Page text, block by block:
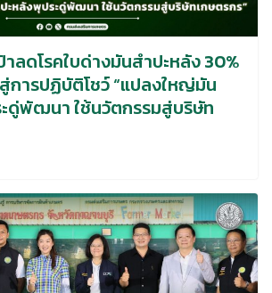
าลดโรคใบด่างมันสำปะหลัง 30%
การปฏิบัติโชว์ “แปลงใหญ่มัน
ดู่พัฒนา ใช้นวัตกรรมสู่บริษัท